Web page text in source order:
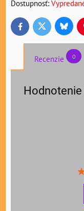
Dostupnosť:
FacebookTwitter
Recenzie 0